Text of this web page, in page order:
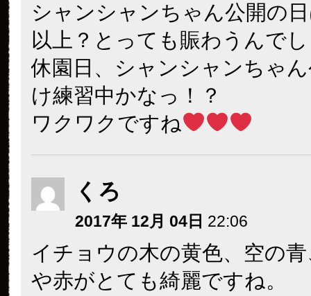
シャンシャンちゃん公開の
以上？とっても賑わうんで
休園日、シャンシャンちゃ
け練習中かなっ！？
ワクワクですね
くろ
2017年 12月 04日 22:06
イチョウの木の黄色、空の
や赤がとても綺麗ですね。